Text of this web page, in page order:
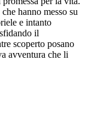
hanno messo su
e intanto
il
scoperto posano
avventura che li